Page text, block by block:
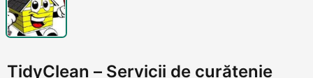
TidyClean – Servicii de curățenie